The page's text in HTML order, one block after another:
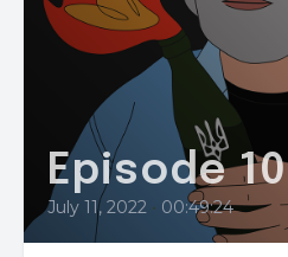
Episode 10
July 11, 2022 • 00:49:24